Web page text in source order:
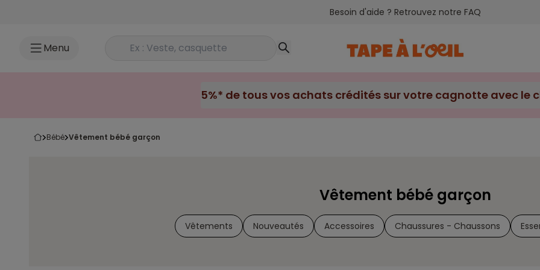
Besoin d'aide ? Retrouvez notre FAQ
Menu Rechercher un produit
bébé vêtement bébé garçon
Vêtement bébé garçon
Vêtements Nouveautés Accessoires Chaussures - Chaussons